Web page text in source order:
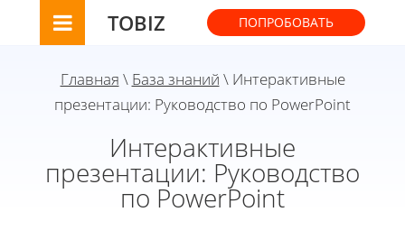
TOBIZ ПОПРОБОВАТЬ
Главная \ База знаний \ Интерактивные
презентации: Руководство по PowerPoint
Интерактивные
презентации: Руководство
по PowerPoint